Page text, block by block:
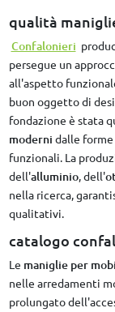
qualità
Confalonieri
persegue un
all'aspetto
buon oggetto di
fondazione è stata
moderni dalle
funzionali. La
dell'alluminio, dell'
nella ricerca,
qualitativi.
catalogo
Le maniglie per
nelle arredamenti
prolungato